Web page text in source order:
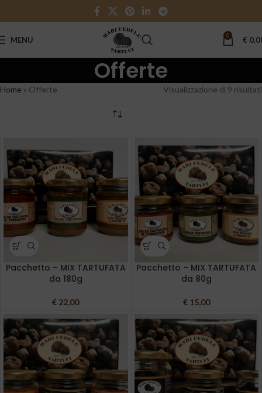
MENU 0 €
Offerte
Home » Offerte Visualizzazione di 9 risultati
Pacchetto – MIX TARTUFATA
da 180g
€ 22,00
Pacchetto – MIX TARTUFATA
da 80g
€15,00